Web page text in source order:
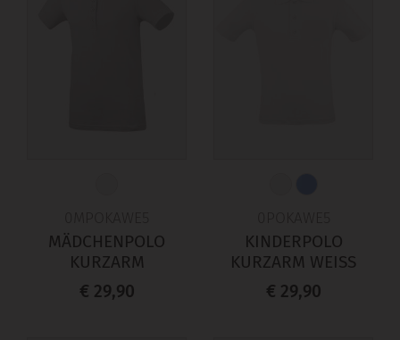
MÄDCHENPOLO
KURZARM
€ 29,90
KINDERPOLO
KURZARM WEISS
€ 29,90